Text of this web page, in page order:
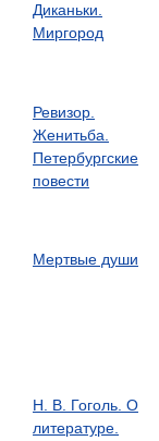
Диканьки.
Миргород
Ревизор.
Женитьба.
Петербургские
повести
Мертвые души
Н. В. Гоголь. О
литературе.